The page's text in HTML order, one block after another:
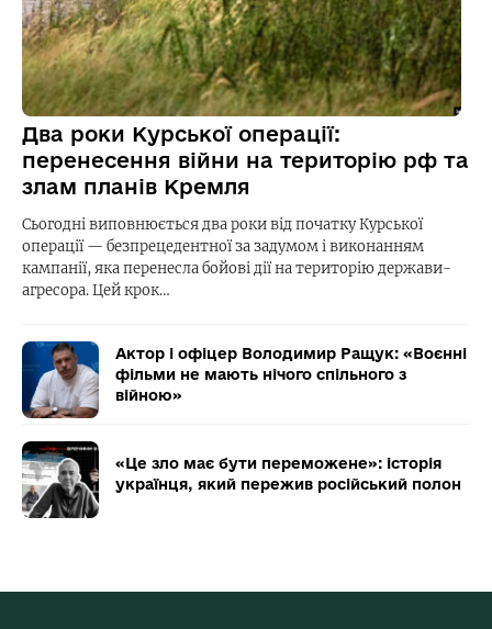
Два роки Курської операції:
перенесення війни на територію рф та
злам планів Кремля
Сьогодні виповнюється два роки від початку Курської
операції — безпрецедентної за задумом і виконанням
кампанії, яка перенесла бойові дії на територію держави-
агресора. Цей крок…
Актор і офіцер Володимир Ращук: «Воєнні
фільми не мають нічого спільного з
війною»
«Це зло має бути переможене»: історія
українця, який пережив російський полон